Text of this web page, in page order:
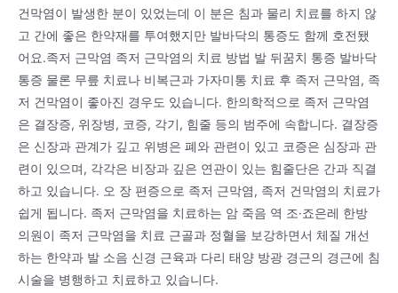
건막염이 발생한 분이 있었는데 이 분은 침과 물리 치료를 하지 않
고 간에 좋은 한약재를 투여했지만 발바닥의 통증도 함께 호전됐
어요.족저 근막염 족저 근막염의 치료 방법 발 뒤꿈치 통증 발바닥
통증 물론 무릎 치료나 비복근과 가자미통 치료 후 족저 근막염, 족
저 건막염이 좋아진 경우도 있습니다. 한의학적으로 족저 근막염
은 결장증, 위장병, 코증, 각기, 힘줄 등의 범주에 속합니다. 결장증
은 신장과 관계가 깊고 위병은 폐와 관련이 있고 코증은 심장과 관
련이 있으며, 각각은 비장과 깊은 연관이 있는 힘줄단은 간과 직결
하고 있습니다. 오 장 편증으로 족저 근막염, 족저 건막염의 치료가
쉽게 됩니다. 족저 근막염을 치료하는 암 죽음 역 조·죠은레 한방
의원이 족저 근막염을 치료 근골과 정혈을 보강하면서 체질 개선
하는 한약과 발 소음 신경 근육과 다리 태양 방광 경근의 경근에 침
시술을 병행하고 치료하고 있습니다.